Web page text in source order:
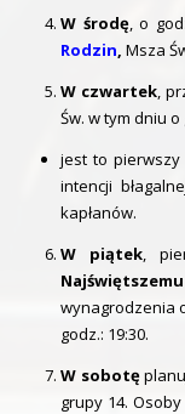
W środę, o
Rodzin, Msza
W czwartek,
Św. w tym dniu o
jest to pierwszy
intencji
kapłanów.
W piątek,
wynagrodzenia
godz.: 19:30.
W sobotę
grupy 14.